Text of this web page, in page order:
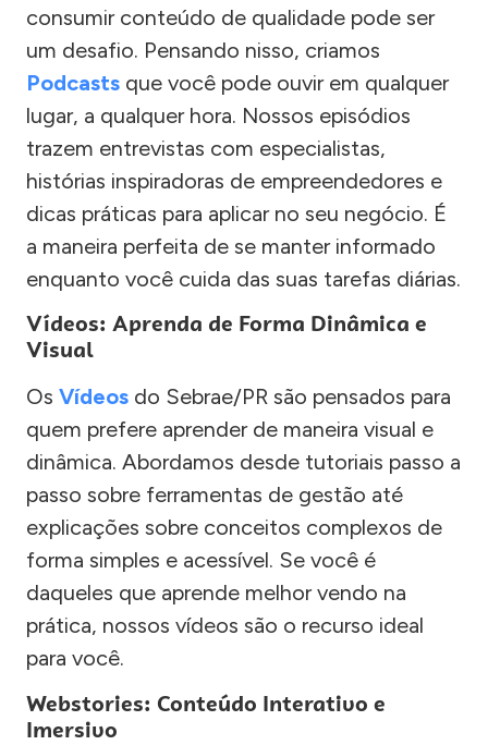
consumir conteúdo de qualidade pode ser
um desafio. Pensando nisso, criamos
Podcasts que você pode ouvir em qualquer
lugar, a qualquer hora. Nossos episódios
trazem entrevistas com especialistas,
histórias inspiradoras de empreendedores e
dicas práticas para aplicar no seu negócio. É
a maneira perfeita de se manter informado
enquanto você cuida das suas tarefas diárias.
Vídeos: Aprenda de Forma Dinâmica e
Visual
Os Vídeos do Sebrae/PR são pensados para
quem prefere aprender de maneira visual e
dinâmica. Abordamos desde tutoriais passo a
passo sobre ferramentas de gestão até
explicações sobre conceitos complexos de
forma simples e acessível. Se você é
daqueles que aprende melhor vendo na
prática, nossos vídeos são o recurso ideal
para você.
Webstories: Conteúdo Interativo e
Imersivo